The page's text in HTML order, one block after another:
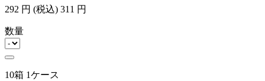
292 円 (税込) 311 円
数量
10箱 1ケース